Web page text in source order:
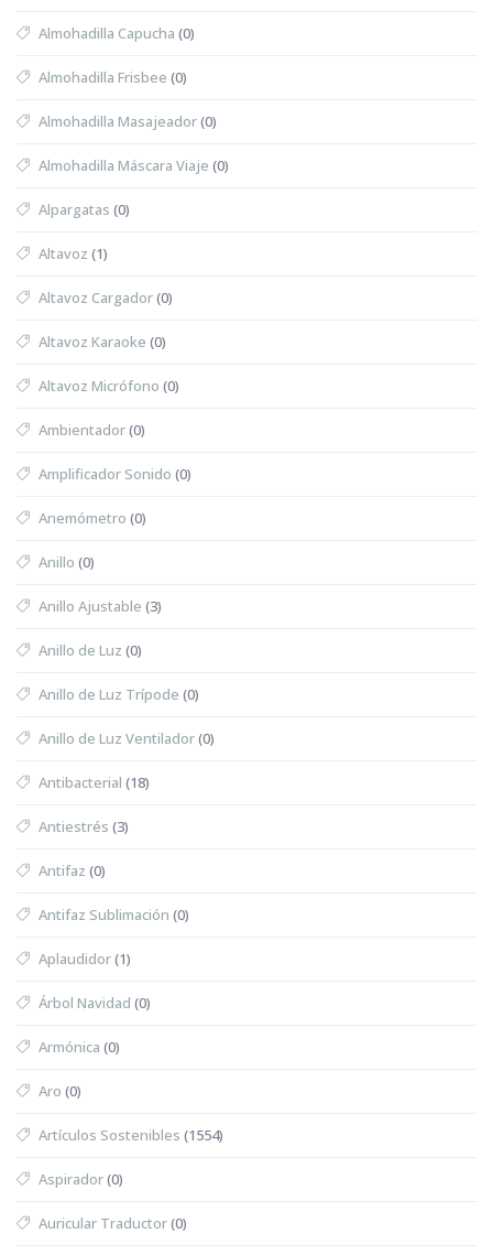
Almohadilla Capucha (0)
Almohadilla Frisbee (0)
Almohadilla Masajeador(0)
Almohadilla Máscara Viaje (0)
Alpargatas (0)
Altavoz (1)
Altavoz Cargador(0)
Altavoz Karaoke (0)
Altavoz Micrófono (0)
Ambientador(0)
Amplificador Sonido (0)
Anemómetro (0)
Anillo (0)
Anillo Ajustable (3)
Anillo de Luz (0)
Anillo de Luz Trípode (0)
Anillo de Luz Ventilador(0)
Antibacterial (18)
Antiestrés (3)
Antifaz (0)
Antifaz Sublimación (0)
Aplaudidor(1)
Árbol Navidad (0)
Armónica (0)
Aro (0)
Artículos Sostenibles (1554)
Aspirador(0)
Auricular Traductor(0)